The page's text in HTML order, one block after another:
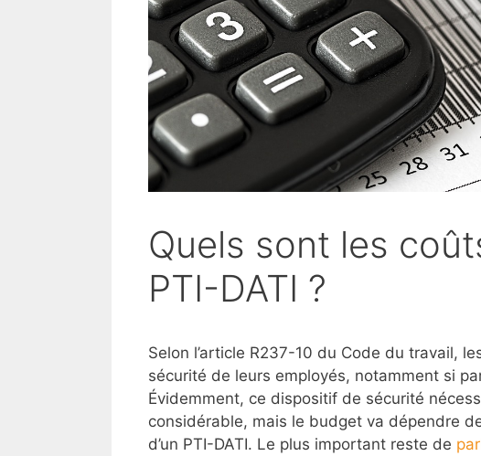
Quels sont les
PTI-DATI ?
Selon l’article R237-10 du Code du travail,
sécurité de leurs employés, notamment si
Évidemment, ce dispositif de sécurité
considérable, mais le budget va dépendre
d’un PTI-DATI. Le plus important reste de